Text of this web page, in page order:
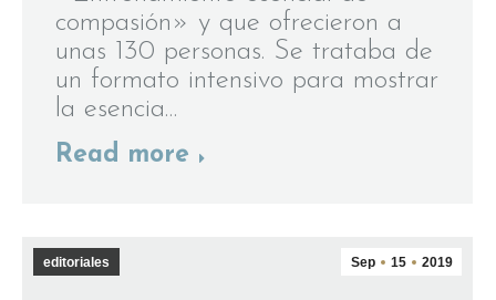
compasión» y que ofrecieron a
unas 130 personas. Se trataba de
un formato intensivo para mostrar
la esencia…
Read more
Sep 15 2019
editoriales